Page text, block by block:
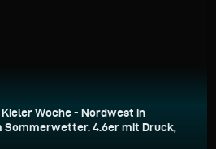
Woche - Nordwest in
Sommerwetter. 4.6er mit Druck,